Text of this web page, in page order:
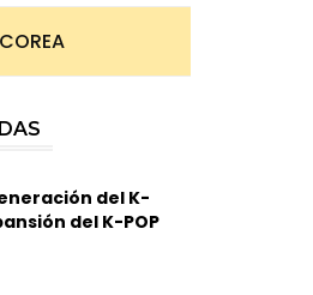
COREA
del K-
del K-POP